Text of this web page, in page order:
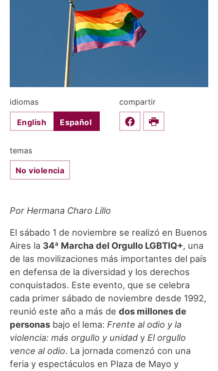
idiomas
English Español
compartir
Share this on Facebook
Print
temas
No violencia
Por Hermana Charo Lillo
El sábado 1 de noviembre se realizó en Buenos
Aires la 34ª Marcha del Orgullo LGBTIQ+, una
de las movilizaciones más importantes del país
en defensa de la diversidad y los derechos
conquistados. Este evento, que se celebra
cada primer sábado de noviembre desde 1992,
reunió este año a más de dos millones de
personas bajo el lema: Frente al odio y la
violencia: más orgullo y unidad y El orgullo
vence al odio. La jornada comenzó con una
feria y espectáculos en Plaza de Mayo y